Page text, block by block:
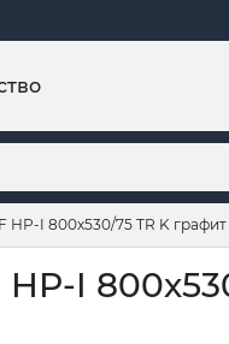
НР-I 800х530/75 TR K графит
I